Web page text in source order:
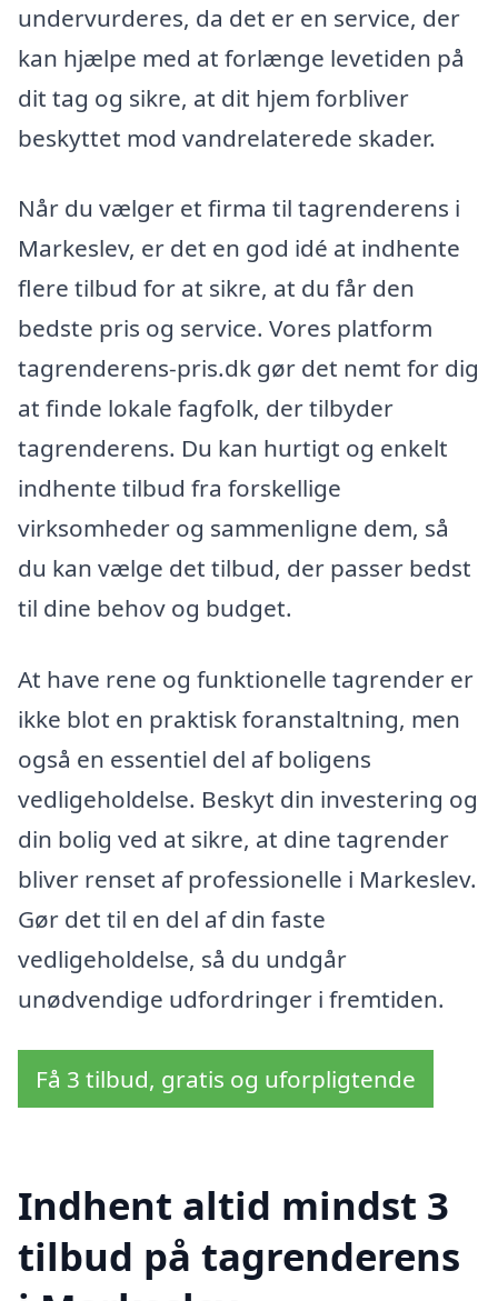
undervurderes, da det er en service, der
kan hjælpe med at forlænge levetiden på
dit tag og sikre, at dit hjem forbliver
beskyttet mod vandrelaterede skader.
Når du vælger et firma til tagrenderens i
Markeslev, er det en god idé at indhente
flere tilbud for at sikre, at du får den
bedste pris og service. Vores platform
tagrenderens-pris.dk gør det nemt for dig
at finde lokale fagfolk, der tilbyder
tagrenderens. Du kan hurtigt og enkelt
indhente tilbud fra forskellige
virksomheder og sammenligne dem, så
du kan vælge det tilbud, der passer bedst
til dine behov og budget.
At have rene og funktionelle tagrender er
ikke blot en praktisk foranstaltning, men
også en essentiel del af boligens
vedligeholdelse. Beskyt din investering og
din bolig ved at sikre, at dine tagrender
bliver renset af professionelle i Markeslev.
Gør det til en del af din faste
vedligeholdelse, så du undgår
unødvendige udfordringer i fremtiden.
Få 3 tilbud, gratis og uforpligtende
Indhent altid mindst 3
tilbud på tagrenderens